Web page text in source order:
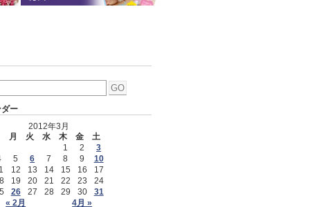
ー
2012年3月
月 火 水 木 金 土
« 2月 4月 »
1 2
3
5 6 7 8 9
10
12 13 14 15 16
17
19 20 21 22 23
24
26 27 28 29 30 31